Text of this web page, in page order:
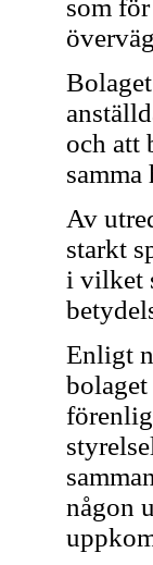
som
och att
Av
starkt
i vilket
Enligt
någon